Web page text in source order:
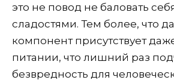
это не повод не баловать
сладостями. Тем более, что
компонент присутствует
питании, что лишний раз
безвредность для